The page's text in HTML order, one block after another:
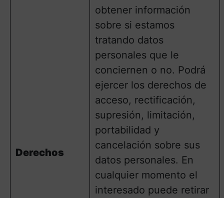
Derechos
obtener información
sobre si estamos
tratando datos
personales que le
conciernen o no. Podrá
ejercer los derechos de
acceso, rectificación,
supresión, limitación,
portabilidad y
cancelación sobre sus
datos personales. En
cualquier momento el
interesado puede retirar